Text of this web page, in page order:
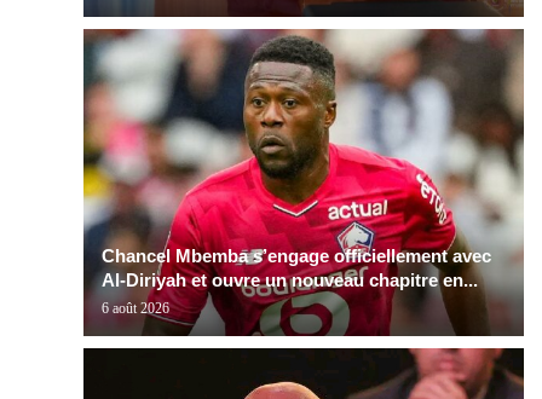
Chancel Mbemba s’engage officiellement avec
Al-Diriyah et ouvre un nouveau chapitre en...
6 août 2026